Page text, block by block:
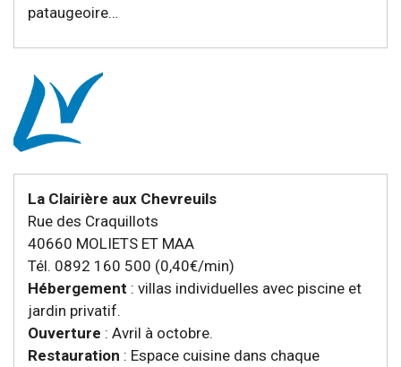
pataugeoire…
La Clairière aux Chevreuils
Rue des Craquillots
40660 MOLIETS ET MAA
Tél. 0892 160 500 (0,40€/min)
Hébergement : villas individuelles avec piscine et
jardin privatif.
Ouverture : Avril à octobre.
Restauration : Espace cuisine dans chaque